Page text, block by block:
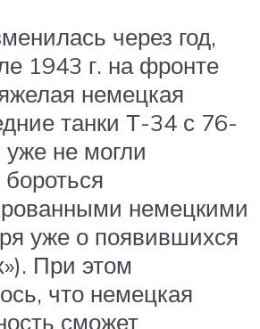
через год,
1943 г. на фронте
немецкая
танки Т-34 с 76-
не могли
немецкими
уже о появившихся
При этом
что немецкая
сможет